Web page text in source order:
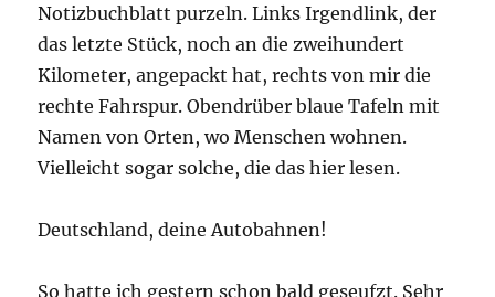
Notizbuchblatt purzeln. Links Irgendlink, der
das letzte Stück, noch an die zweihundert
Kilometer, angepackt hat, rechts von mir die
rechte Fahrspur. Obendrüber blaue Tafeln mit
Namen von Orten, wo Menschen wohnen.
Vielleicht sogar solche, die das hier lesen.
Deutschland, deine Autobahnen!
So hatte ich gestern schon bald geseufzt. Sehr